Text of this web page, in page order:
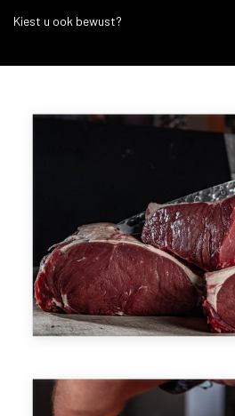
Kiest u ook bewust?